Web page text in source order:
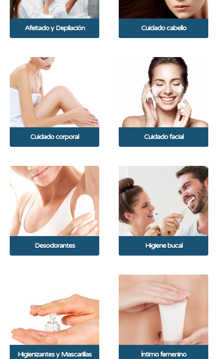
Afeitado y Depilación Cuidado cabello
Cuidado corporal Cuidado facial
Desodorantes Higiene bucal
Higienizantes y Mascarillas Íntimo femenino